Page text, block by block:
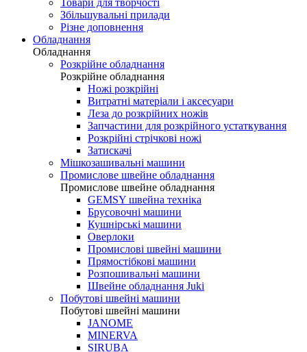
Товари для творчості
Збільшувальні прилади
Різне доповнення
Обладнання
Обладнання
Розкрійне обладнання
Розкрійне обладнання
Ножі розкрійні
Витратні матеріали і аксесуари
Леза до розкрійних ножів
Запчастини для розкрійного устаткування
Розкрійні стрічкові ножі
Затискачі
Мішкозашивальні машини
Промислове швейне обладнання
Промислове швейне обладнання
GEMSY швейна техніка
Брусовочні машини
Кушнірські машини
Оверлоки
Промислові швейні машини
Прямостібкові машини
Розпошивальні машини
Швейне обладнання Juki
Побутові швейні машини
Побутові швейні машини
JANOME
MINERVA
SIRUBA